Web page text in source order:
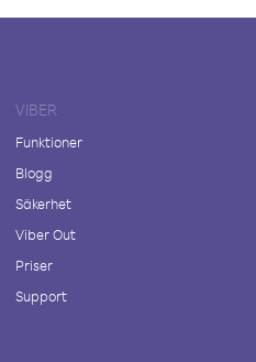
VIBER
Funktioner
Blogg
Säkerhet
Viber Out
Priser
Support